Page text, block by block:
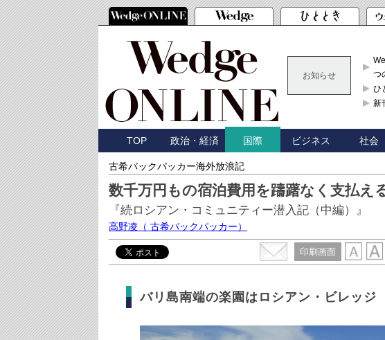
お知らせ
つ
ひ
新
TOP 政治・経済 国際 ビジネス 社会
古希バックパッカー海外放浪記
数千万円もの宿泊費用を躊躇なく支払え
『続ロシアン・コミュニティー潜入記（中編）』
高野凌 （ 古希バックパッカー）
印刷画面
バリ島南端の楽園はロシアン・ビレッジ